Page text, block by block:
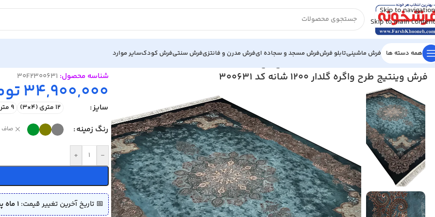
Skip to navigation
Skip to main content
همه دسته ها فرش ماشینیتابلو فرشفرش مسجد و سجاده ایفرش مدرن و فانتزیفرش سنتیفرش کودکسایر موارد
خانه/فرش ماشینی
فرش وینتیج طرح واگره گلدار 1200 شانه کد 300631 شناسه محصول: 30F2300631
34,900,000
سایز 12 متری (4×3) 9 متری (3.5×2.5)
رنگ زمینه صاف
-
+
📅 تاریخ آخرین تغییر قیمت: 1 ماه پیش (1405/04/08)